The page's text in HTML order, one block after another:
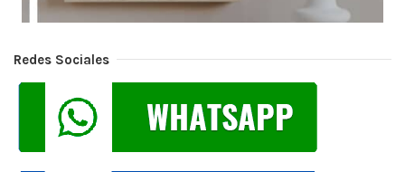
Redes Sociales